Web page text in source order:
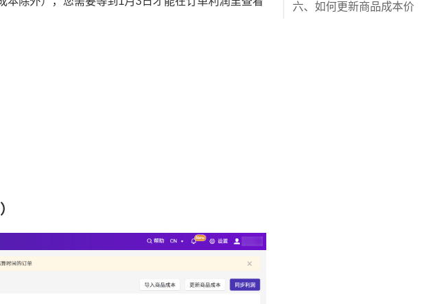
六、如何更新商品成本价